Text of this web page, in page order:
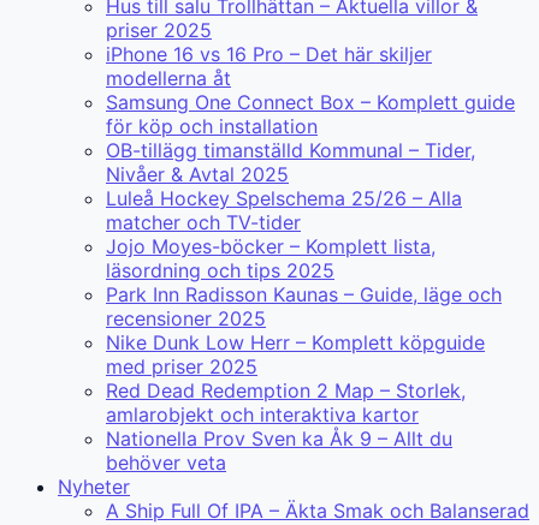
Hus till salu Trollhättan – Aktuella villor &
priser 2025
iPhone 16 vs 16 Pro – Det här skiljer
modellerna åt
Samsung One Connect Box – Komplett guide
för köp och installation
OB-tillägg timanställd Kommunal – Tider,
Nivåer & Avtal 2025
Luleå Hockey Spelschema 25/26 – Alla
matcher och TV-tider
Jojo Moyes-böcker – Komplett lista,
läsordning och tips 2025
Park Inn Radisson Kaunas – Guide, läge och
recensioner 2025
Nike Dunk Low Herr – Komplett köpguide
med priser 2025
Red Dead Redemption 2 Map – Storlek,
amlarobjekt och interaktiva kartor
Nationella Prov Sven ka Åk 9 – Allt du
behöver veta
Nyheter
A Ship Full Of IPA – Äkta Smak och Balanserad